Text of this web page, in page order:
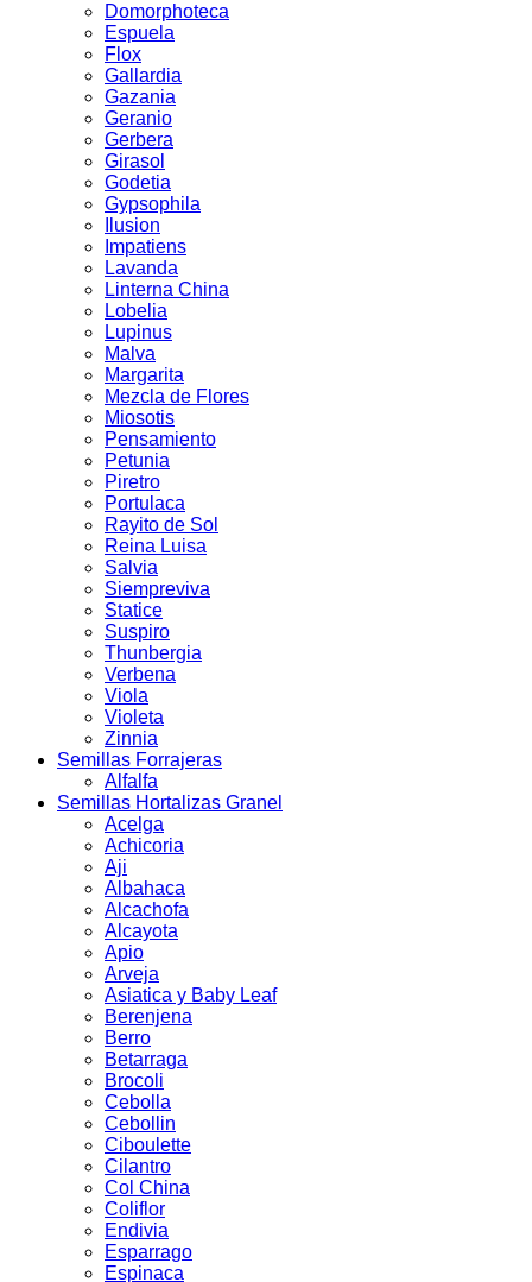
Domorphoteca
Espuela
Flox
Gallardia
Gazania
Geranio
Gerbera
Girasol
Godetia
Gypsophila
Ilusion
Impatiens
Lavanda
Linterna China
Lobelia
Lupinus
Malva
Margarita
Mezcla de Flores
Miosotis
Pensamiento
Petunia
Piretro
Portulaca
Rayito de Sol
Reina Luisa
Salvia
Siempreviva
Statice
Suspiro
Thunbergia
Verbena
Viola
Violeta
Zinnia
Semillas Forrajeras
Alfalfa
Semillas Hortalizas Granel
Acelga
Achicoria
Aji
Albahaca
Alcachofa
Alcayota
Apio
Arveja
Asiatica y Baby Leaf
Berenjena
Berro
Betarraga
Brocoli
Cebolla
Cebollin
Ciboulette
Cilantro
Col China
Coliflor
Endivia
Esparrago
Espinaca